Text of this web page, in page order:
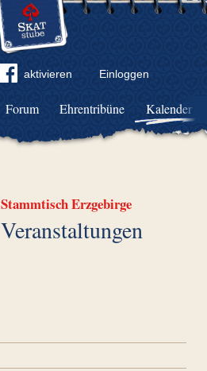
aktivieren Einloggen
Forum Ehrentribüne Kalender
Stammtisch Erzgebirge
Veranstaltungen